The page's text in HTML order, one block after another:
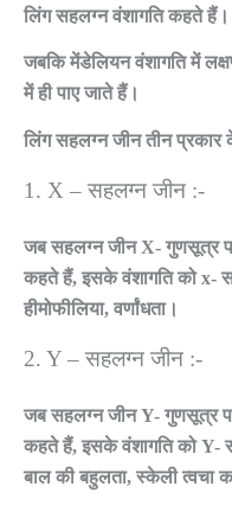
लिंग सहलग्न वंशागति कहते हैं।
जबकि मेंडेलियन वंशागति में
में ही पाए जाते हैं।
लिंग सहलग्न जीन तीन प्रकार
1. X – सहलग्न जीन :-
जब सहलग्न जीन X- गुणसूत्र
कहते हैं, इसके वंशागति को x-
हीमोफीलिया, वर्णांधता।
2. Y – सहलग्न जीन :-
जब सहलग्न जीन Y- गुणसूत्र
कहते हैं, इसके वंशागति को Y-
बाल की बहुलता, स्केली त्वचा